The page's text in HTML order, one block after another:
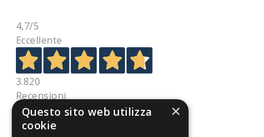
4,7/5
Eccellente
3.820
Recensioni
×
Questo sito web utilizza
cookie